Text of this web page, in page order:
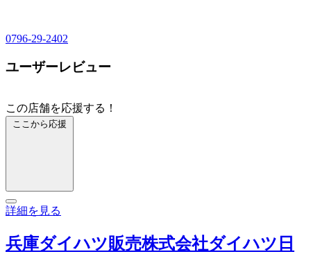
0796-29-2402
ユーザーレビュー
この店舗を応援する！
ここから応援
詳細を見る
兵庫ダイハツ販売株式会社ダイハツ日